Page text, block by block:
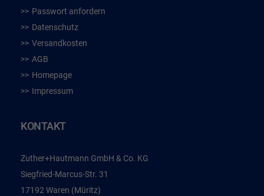
Passwort anfordern
Datenschutz
Versandkosten
AGB
Homepage
Impressum
KONTAKT
Zuther+Hautmann GmbH & Co. KG
Siegfried-Marcus-Str. 31
17192 Waren (Müritz)